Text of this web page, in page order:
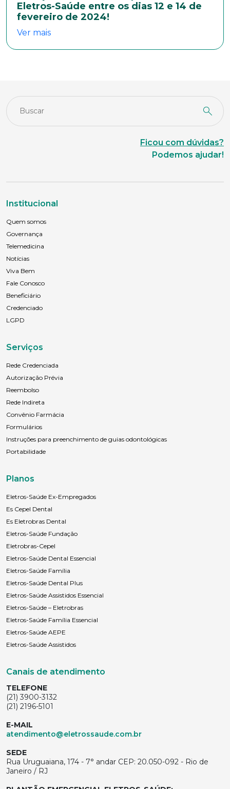
Eletros-Saúde entre os dias 12 e 14 de
fevereiro de 2024!
Ver mais
Ficou com dúvidas?
Podemos ajudar!
Institucional
Quem somos
Governança
Telemedicina
Notícias
Viva Bem
Fale Conosco
Beneficiário
Credenciado
LGPD
Serviços
Rede Credenciada
Autorização Prévia
Reembolso
Rede Indireta
Convênio Farmácia
Formulários
Instruções para preenchimento de guias odontológicas
Portabilidade
Planos
Eletros-Saúde Ex-Empregados
Es Cepel Dental
Es Eletrobras Dental
Eletros-Saúde Fundação
Eletrobras-Cepel
Eletros-Saúde Dental Essencial
Eletros-Saúde Família
Eletros-Saúde Dental Plus
Eletros-Saúde Assistidos Essencial
Eletros-Saúde – Eletrobras
Eletros-Saúde Família Essencial
Eletros-Saúde AEPE
Eletros-Saúde Assistidos
Canais de atendimento
TELEFONE
(21) 3900-3132
(21) 2196-5101
E-MAIL
atendimento@eletrossaude.com.br
SEDE
Rua Uruguaiana, 174 - 7° andar CEP: 20.050-092 - Rio de
Janeiro / RJ
Naturalidade
Estado Civil
Anexar currículo*